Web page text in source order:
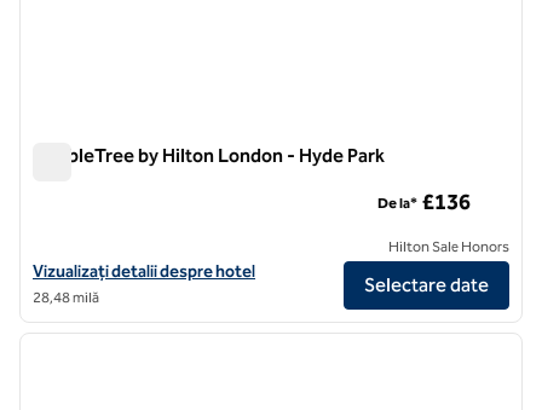
DoubleTree by Hilton London - Hyde Park
Vizualizați detaliile hotelului DoubleTree by Hilton London - Hyde
Vizualizați detalii despre hotel
28,48 milă
De la* £136
Hilton Sale Honors
Selectare date
1/12
1 din 12